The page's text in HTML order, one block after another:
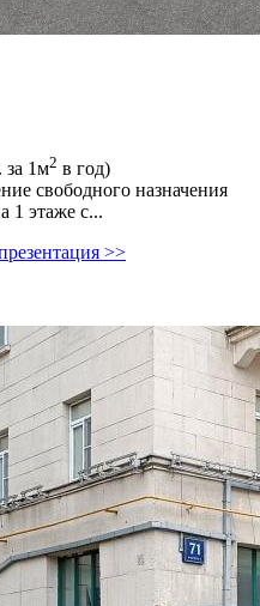
за 1м2 в год)
свободного назначения
1 этаже с...
>>